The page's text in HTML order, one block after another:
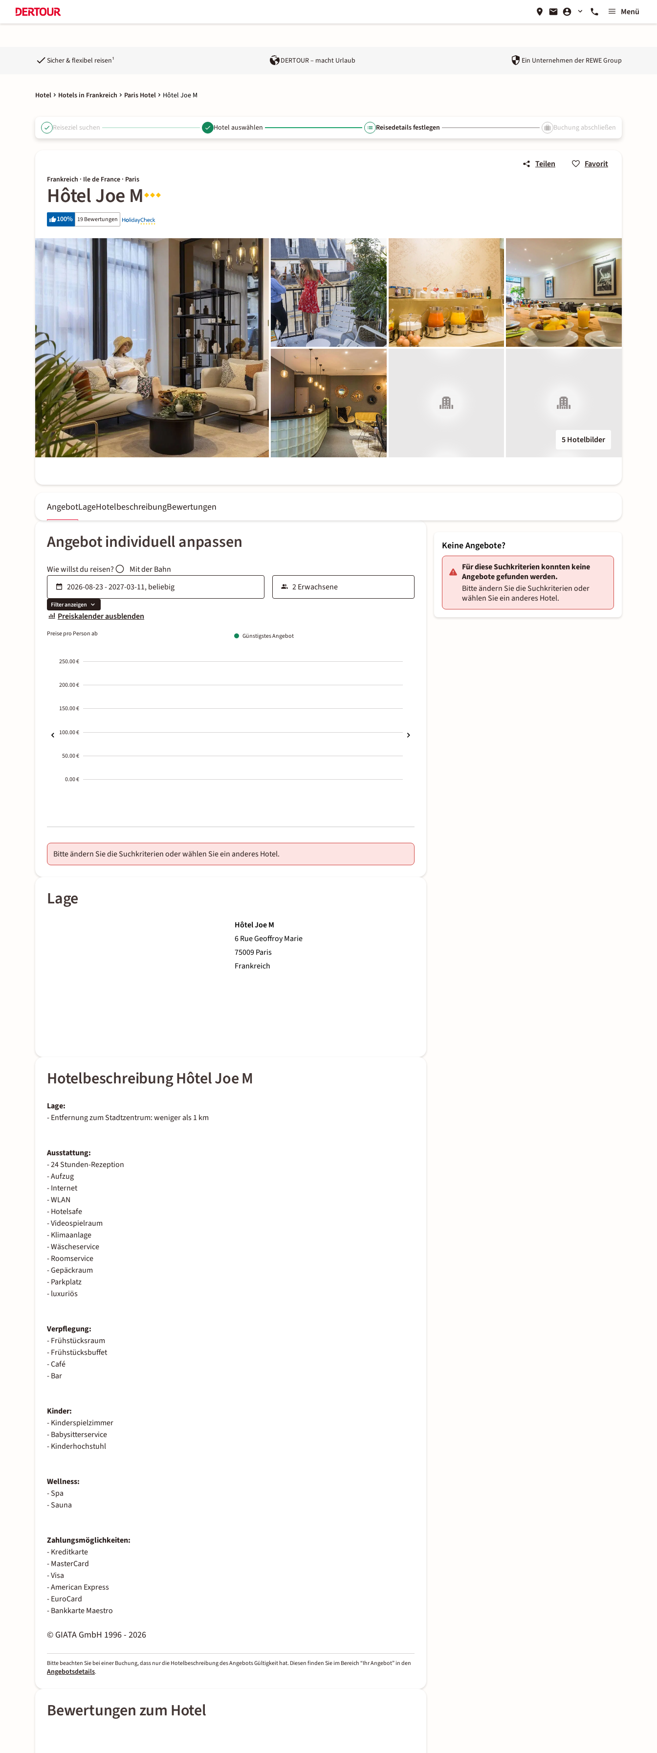
Menü
Sicher & flexibel reisen¹ DERTOUR – macht Urlaub Ein Unternehmen der REWE Group
Hotel Hotels in Frankreich Paris Hotel Hôtel Joe M
Reiseziel suchen Hotel auswählen Reisedetails festlegen Buchung abschließen
Teilen Favorit
Frankreich · Ile de France · Paris
Hôtel Joe M
100% 19 Bewertungen
5 Hotelbilder
AngebotLageHotelbeschreibungBewertungen
Angebot individuell anpassen
Wie willst du reisen? Mit der Bahn
Filter anzeigen
Preiskalender ausblenden
Preise pro Person ab Günstigstes Angebot
250.00 €
200.00 €
150.00 €
100.00 €
50.00 €
0.00 €
01-02
Bitte ändern Sie die Suchkriterien oder wählen Sie ein anderes Hotel.
Lage
Hôtel Joe M
6 Rue Geoffroy Marie
75009 Paris
Frankreich
Hotelbeschreibung Hôtel Joe M
Lage:
- Entfernung zum Stadtzentrum: weniger als 1 km
Ausstattung:
- 24 Stunden-Rezeption
- Aufzug
- Internet
- WLAN
- Hotelsafe
- Videospielraum
- Klimaanlage
- Wäscheservice
- Roomservice
- Gepäckraum
- Parkplatz
- luxuriös
Verpflegung:
- Frühstücksraum
- Frühstücksbuffet
- Café
- Bar
Kinder:
- Kinderspielzimmer
- Babysitterservice
- Kinderhochstuhl
Wellness:
- Spa
- Sauna
Zahlungsmöglichkeiten:
- Kreditkarte
- MasterCard
- Visa
- American Express
- EuroCard
- Bankkarte Maestro
© GIATA GmbH 1996 - 2026
Bitte beachten Sie bei einer Buchung, dass nur die Hotelbeschreibung des Angebots Gültigkeit hat. Diesen finden Sie im Bereich “Ihr Angebot” in den
Angebotsdetails.
Bewertungen zum Hotel
Keine Angebote?
Für diese Suchkriterien konnten keine
Angebote gefunden werden.
Bitte ändern Sie die Suchkriterien oder
wählen Sie ein anderes Hotel.